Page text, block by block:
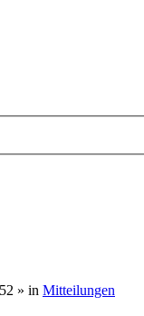
» in Mitteilungen